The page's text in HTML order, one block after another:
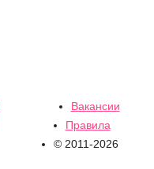
Вакансии
Правила
© 2011-2026